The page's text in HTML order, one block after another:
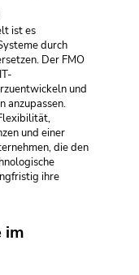
ist es
durch
Der FMO
und
anzupassen.
und einer
die den
ihre
im